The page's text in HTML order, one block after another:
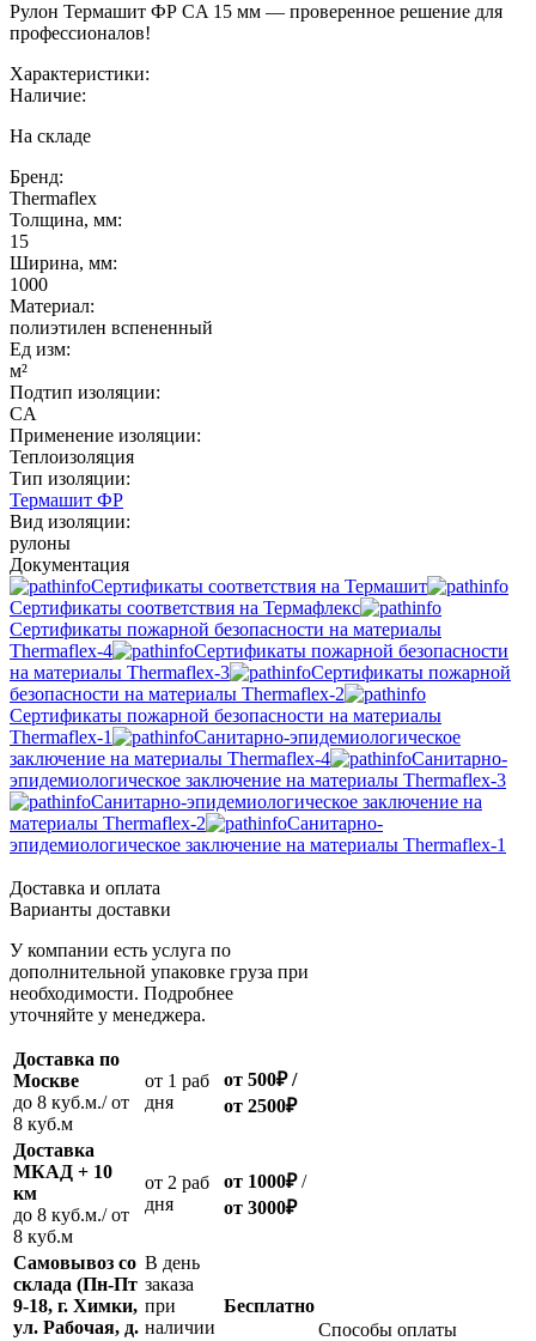
Рулон Термашит ФР CA 15 мм — проверенное решение для
профессионалов!
Характеристики:
Наличие:
На складе
Бренд:
Thermaflex
Толщина, мм:
15
Ширина, мм:
1000
Материал:
полиэтилен вспененный
Ед изм:
м²
Подтип изоляции:
CA
Применение изоляции:
Теплоизоляция
Тип изоляции:
Термашит ФР
Вид изоляции:
рулоны
Документация
Сертификаты соответствия на Термашит
Сертификаты соответствия на Термафлекс
Сертификаты пожарной безопасности на материалы
Thermaflex-4
Сертификаты пожарной безопасности
на материалы Thermaflex-3
Сертификаты пожарной
безопасности на материалы Thermaflex-2
Сертификаты пожарной безопасности на материалы
Thermaflex-1
Санитарно-эпидемиологическое
заключение на материалы Thermaflex-4
Санитарно-
эпидемиологическое заключение на материалы Thermaflex-3
Санитарно-эпидемиологическое заключение на
материалы Thermaflex-2
Санитарно-
эпидемиологическое заключение на материалы Thermaflex-1
Доставка и оплата
Варианты доставки
У компании есть услуга по
дополнительной упаковке груза при
необходимости. Подробнее
уточняйте у менеджера.
Доставка по
Москве
до 8 куб.м./ от
8 куб.м
oт 1 раб
дня
от 500₽/
от 2500₽
Доставка
МКАД + 10
км
до 8 куб.м./ от
8 куб.м
oт 2 раб
дня
от 1000₽/
от 3000₽
Самовывоз со
склада (Пн-Пт
9-18, г. Химки,
ул. Рабочая, д.
В день
заказа
при
наличии
Бесплатно
Способы оплаты